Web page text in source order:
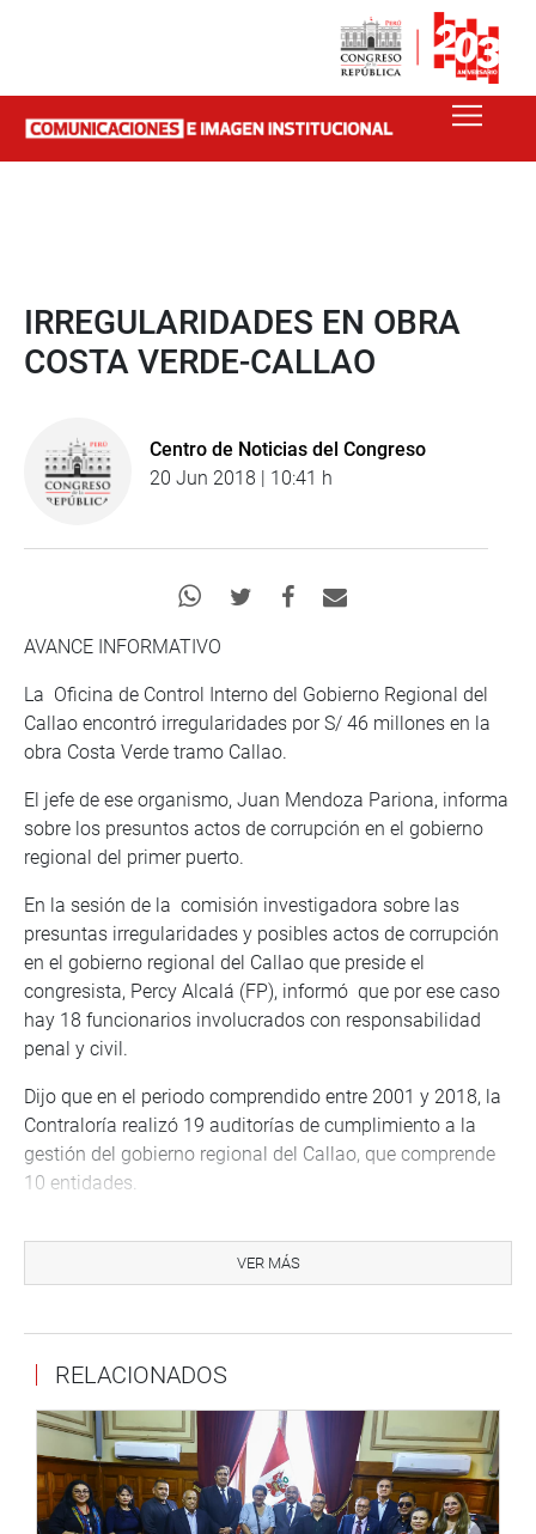
IRREGULARIDADES EN OBRA
COSTA VERDE-CALLAO
Centro de Noticias del Congreso
20 Jun 2018 | 10:41 h
AVANCE INFORMATIVO
La Oficina de Control Interno del Gobierno Regional del
Callao encontró irregularidades por S/ 46 millones en la
obra Costa Verde tramo Callao.
El jefe de ese organismo, Juan Mendoza Pariona, informa
sobre los presuntos actos de corrupción en el gobierno
regional del primer puerto.
En la sesión de la comisión investigadora sobre las
presuntas irregularidades y posibles actos de corrupción
en el gobierno regional del Callao que preside el
congresista, Percy Alcalá (FP), informó que por ese caso
hay 18 funcionarios involucrados con responsabilidad
penal y civil.
Dijo que en el periodo comprendido entre 2001 y 2018, la
Contraloría realizó 19 auditorías de cumplimiento a la
gestión del gobierno regional del Callao, que comprende
10 entidades.
intervenido, de cuya investigación se elaboraron 185
carpetas de control enviados a la fiscalía
Dijo que en ese periodo se han encontrado 4129
responsabilidades de tipo administrativo, civil y penal.
Mendoza Pariona indicó que se detectó mayor
responsabilidad de los funcionarios del gobierno regional
y del hospital Daniel Alcides Carrión.
VER MÁS
RELACIONADOS